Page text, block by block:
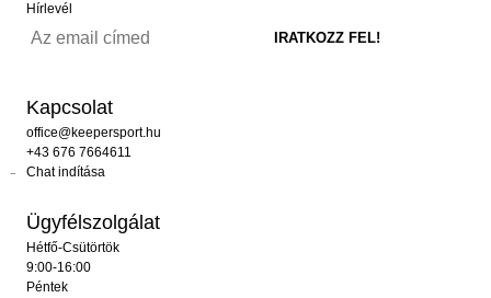
Hírlevél
Kapcsolat
office@keepersport.hu
+43 676 7664611
Chat indítása
Ügyfélszolgálat
Hétfő-Csütörtök
9:00-16:00
Péntek